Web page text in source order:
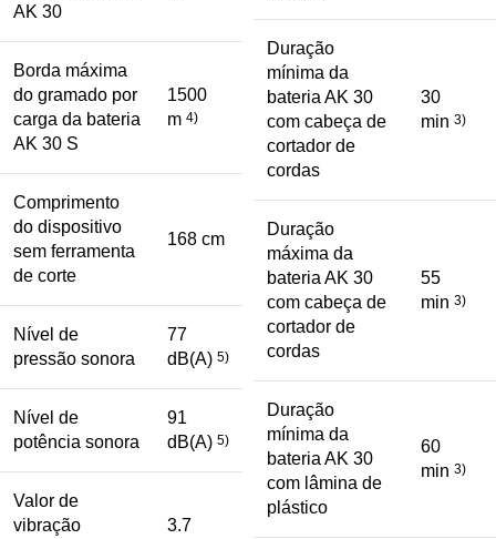
AK 30
Borda máxima
do gramado por
carga da bateria
AK 30 S
1500
m 4)
Comprimento
do dispositivo
sem ferramenta
de corte
168 cm
Nível de
pressão sonora
77
dB(A) 5)
Nível de
potência sonora
91
dB(A) 5)
Valor de
vibração
3.7
Duração
mínima da
bateria AK 30
com cabeça de
cortador de
cordas
30
min 3)
Duração
máxima da
bateria AK 30
com cabeça de
cortador de
cordas
55
min 3)
Duração
mínima da
bateria AK 30
com lâmina de
plástico
60
min 3)